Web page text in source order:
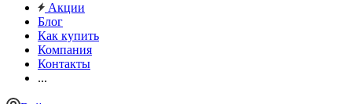
Акции
Блог
Как купить
Компания
Контакты
...